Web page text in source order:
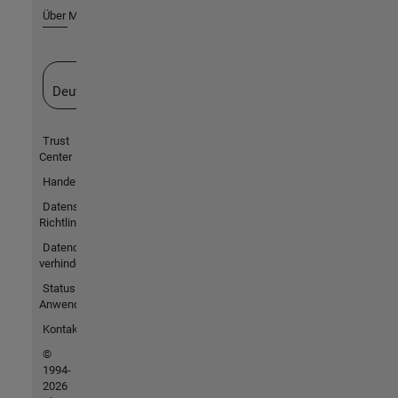
Über MathWorks
Deutschland
Trust
Center
Handelsmarken
Datenschutz-
Richtlinien
Datendiebstahl
verhindern
Status von
Anwendungen
Kontakt
©
1994-
2026